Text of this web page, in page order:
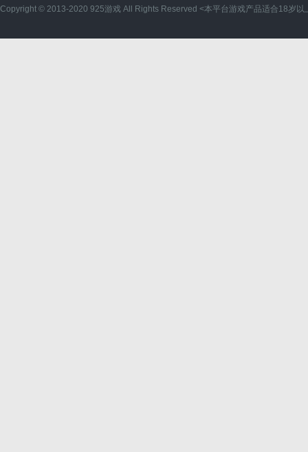
Copyright © 2013-2020 925游戏 All Rights Reserved <本平台游戏产品适合18岁